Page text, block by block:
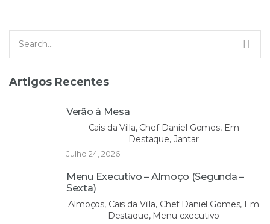
for:
Artigos Recentes
Verão à Mesa
Cais da Villa, Chef Daniel Gomes, Em
Destaque, Jantar
Julho 24, 2026
Menu Executivo – Almoço (Segunda –
Sexta)
Almoços, Cais da Villa, Chef Daniel Gomes, Em
Destaque, Menu executivo